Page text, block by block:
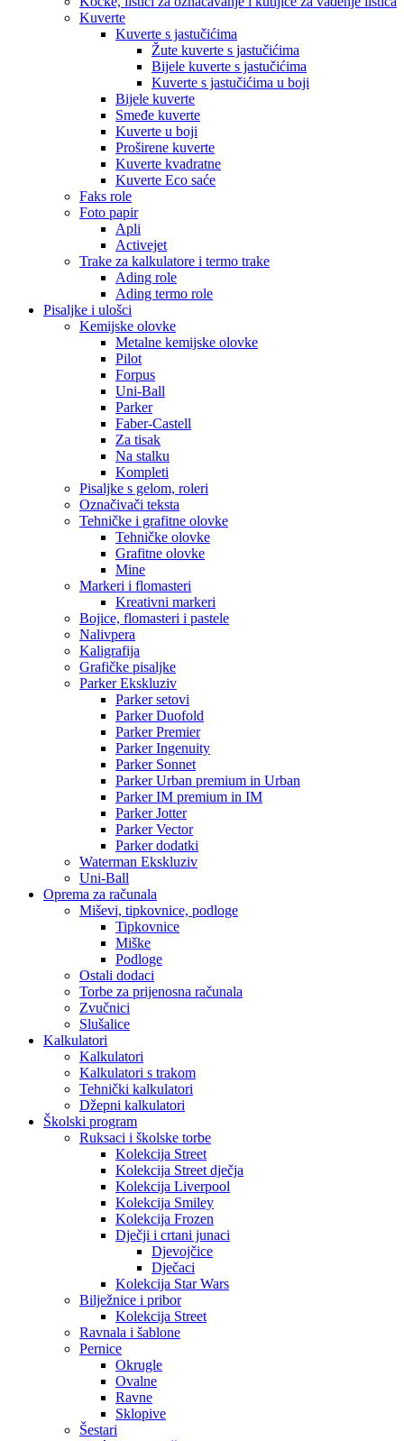
Kuverte
Kuverte s jastučićima
Žute kuverte s jastučićima
Bijele kuverte s jastučićima
Kuverte s jastučićima u boji
Bijele kuverte
Smeđe kuverte
Kuverte u boji
Proširene kuverte
Kuverte kvadratne
Kuverte Eco saće
Faks role
Foto papir
Apli
Activejet
Trake za kalkulatore i termo trake
Ading role
Ading termo role
Pisaljke i ulošci
Kemijske olovke
Metalne kemijske olovke
Pilot
Forpus
Uni-Ball
Parker
Faber-Castell
Za tisak
Na stalku
Kompleti
Pisaljke s gelom, roleri
Označivači teksta
Tehničke i grafitne olovke
Tehničke olovke
Grafitne olovke
Mine
Markeri i flomasteri
Kreativni markeri
Bojice, flomasteri i pastele
Nalivpera
Kaligrafija
Grafičke pisaljke
Parker Ekskluziv
Parker setovi
Parker Duofold
Parker Premier
Parker Ingenuity
Parker Sonnet
Parker Urban premium in Urban
Parker IM premium in IM
Parker Jotter
Parker Vector
Parker dodatki
Waterman Ekskluziv
Uni-Ball
Oprema za računala
Miševi, tipkovnice, podloge
Tipkovnice
Miške
Podloge
Ostali dodaci
Torbe za prijenosna računala
Zvučnici
Slušalice
Kalkulatori
Kalkulatori
Kalkulatori s trakom
Tehnički kalkulatori
Džepni kalkulatori
Školski program
Ruksaci i školske torbe
Kolekcija Street
Kolekcija Street dječja
Kolekcija Liverpool
Kolekcija Smiley
Kolekcija Frozen
Dječji i crtani junaci
Djevojčice
Dječaci
Kolekcija Star Wars
Bilježnice i pribor
Kolekcija Street
Ravnala i šablone
Pernice
Okrugle
Ovalne
Ravne
Sklopive
Šestari